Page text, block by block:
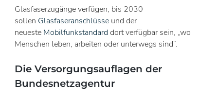
Glasfaserzugänge verfügen, bis 2030
sollen Glasfaseranschlüsse und der
neueste Mobilfunkstandard dort verfügbar sein, „wo
Menschen leben, arbeiten oder unterwegs sind“.
Die Versorgungsauflagen der
Bundesnetzagentur